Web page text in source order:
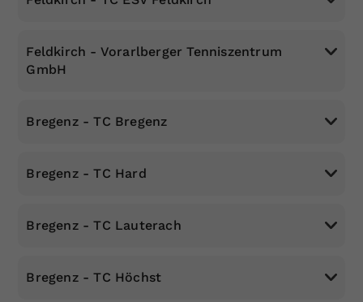
Feldkirch - Vorarlberger Tenniszentrum
GmbH
Bregenz - TC Bregenz
Bregenz - TC Hard
Bregenz - TC Lauterach
Bregenz - TC Höchst
Zweck
zufällig generierte ID, für die
hat.